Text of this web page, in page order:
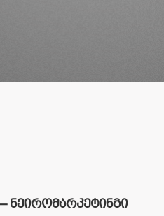
ნეირომარკეტინგი